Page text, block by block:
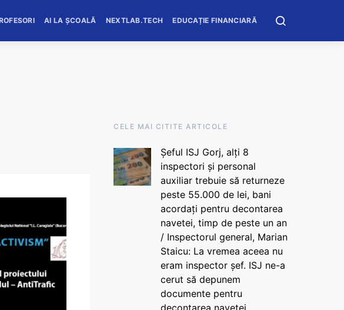
AI LA ȘCOALĂ NEXTLAB.TECH EDUCAȚIE FINANCIARĂ
CELE MAI CITITE ARTICOLE
Șeful ISJ Gorj, alți 8
inspectori și personal
auxiliar trebuie să returneze
peste 55.000 de lei, bani
acordați pentru decontarea
navetei, timp de peste un an
/ Inspectorul general, Marian
Staicu: La vremea aceea nu
eram inspector șef. ISJ ne-a
cerut să depunem
documente pentru
decontarea navetei